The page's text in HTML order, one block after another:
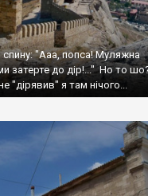
"Ааа, попса! Муляжна
затерте до дір!..." Но то
"дірявив" я там нічого...